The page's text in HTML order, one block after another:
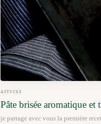
ASTUCES
Pâte brisée aromatique et
je partage avec vous la première